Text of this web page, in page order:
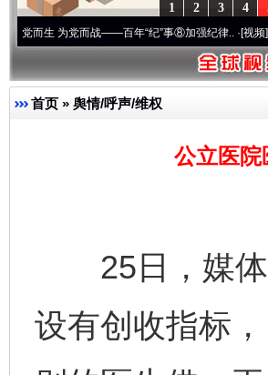
4
3
2
1
党而战——百年“纪”事⑧加强纪律..·[视频]牢记初心使
首页 » 舆情/呼声/维权
公立医院
25日，媒体
设有创收指标